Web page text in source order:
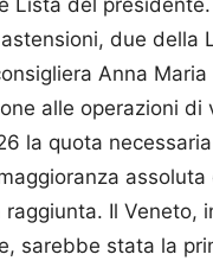
Lista del
due della
Anna Maria
alle operazioni di
la quota
Il Veneto,
sarebbe stata la